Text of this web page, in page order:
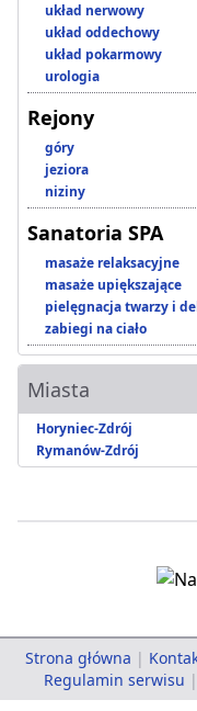
układ nerwowy
układ oddechowy
układ pokarmowy
urologia
Rejony
góry
jeziora
niziny
Sanatoria SPA
masaże relaksacyjne
masaże upiększające
pielęgnacja twarzy i
zabiegi na ciało
Miasta
Horyniec-Zdrój
Rymanów-Zdrój
Strona główna |
Regulamin serwisu |